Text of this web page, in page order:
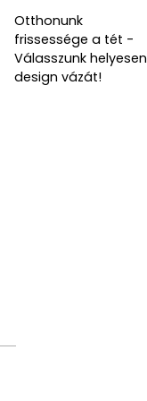
Otthonunk
frissessége a tét -
Válasszunk helyesen
design vázát!